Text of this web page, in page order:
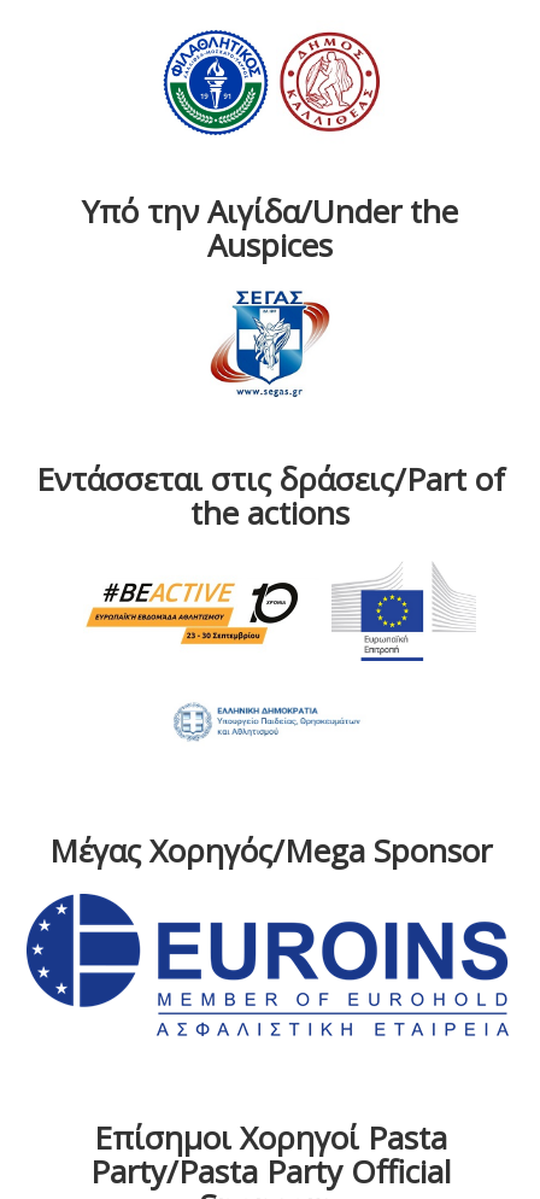
Υπό την Αιγίδα/Under the
Auspices
Εντάσσεται στις δράσεις/Part of
the actions
Μέγας Χορηγός/Mega Sponsor
Επίσημοι Χορηγοί Pasta
Party/Pasta Party Official